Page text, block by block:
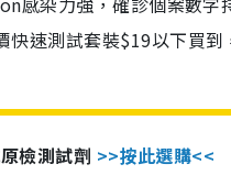
快速測試套裝$19以下買
檢測試劑 >>按此選購<<